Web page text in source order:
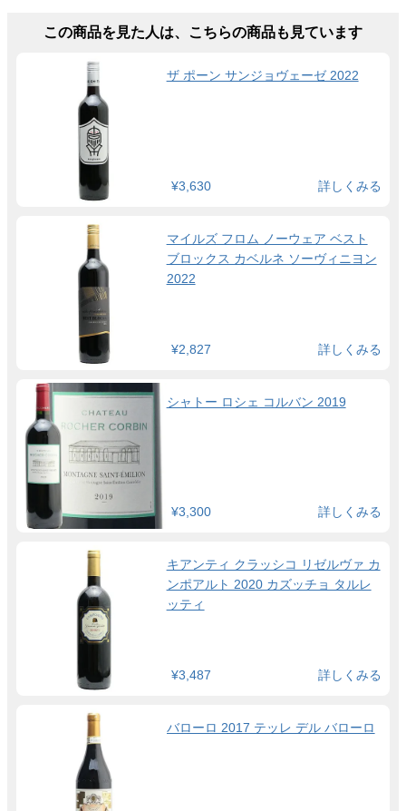
この商品を見た人は、こちらの商品も見ています
ザ ポーン サンジョヴェーゼ 2022
¥3,630 詳しくみる
マイルズ フロム ノーウェア ベスト
ブロックス カベルネ ソーヴィニヨン
2022
¥2,827 詳しくみる
シャトー ロシェ コルバン 2019
¥3,300 詳しくみる
キアンティ クラッシコ リゼルヴァ カ
ンポアルト 2020 カズッチョ タルレ
ッティ
¥3,487 詳しくみる
バローロ 2017 テッレ デル バローロ